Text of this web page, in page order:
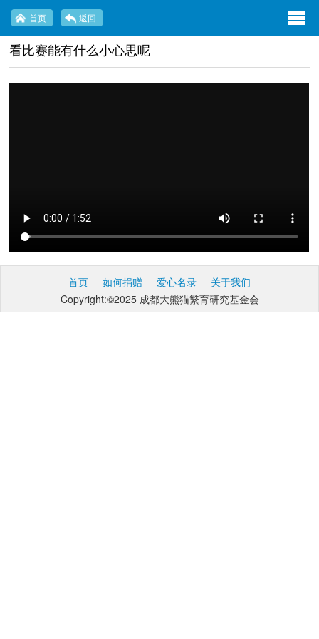
首页 返回
看比赛能有什么小心思呢
首页 如何捐赠 爱心名录
关于我们
Copyright:©2025 成都大熊猫繁育研究基金会